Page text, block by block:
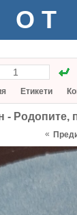
ОТ
Етикети
Родопите,
«